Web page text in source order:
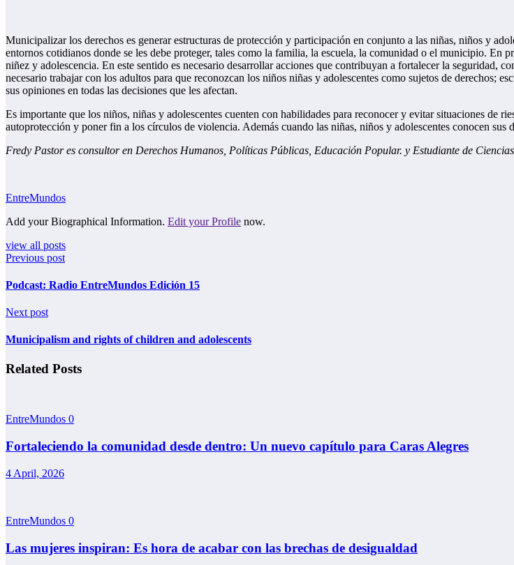
Municipalizar los derechos es generar estructuras de protección y participación en conjunto a las niñas, niños y
entornos cotidianos donde se les debe proteger, tales como la familia, la escuela, la comunidad o el municipio. En
niñez y adolescencia. En este sentido es necesario desarrollar acciones que contribuyan a fortalecer la seguridad,
necesario trabajar con los adultos para que reconozcan los niños niñas y adolescentes como sujetos de derechos;
sus opiniones en todas las decisiones que les afectan.
Es importante que los niños, niñas y adolescentes cuenten con habilidades para reconocer y evitar situaciones de
autoprotección y poner fin a los círculos de violencia. Además cuando las niñas, niños y adolescentes conocen
Fredy Pastor es consultor en Derechos Humanos, Políticas Públicas, Educación Popular. y Estudiante de
EntreMundos
Add your Biographical Information. Edit your Profile now.
view all posts
Previous post
Podcast: Radio EntreMundos Edición 15
Next post
Municipalism and rights of children and adolescents
Related Posts
EntreMundos 0
Fortaleciendo la comunidad desde dentro: Un nuevo capítulo para Caras Alegres
4 April, 2026
EntreMundos 0
Las mujeres inspiran: Es hora de acabar con las brechas de desigualdad